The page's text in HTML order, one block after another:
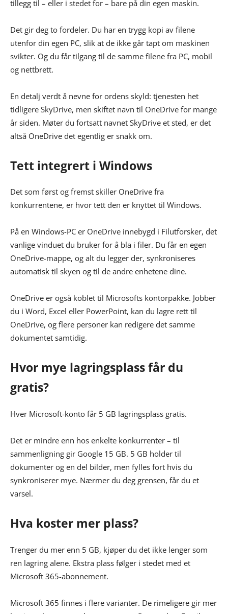
tillegg til – eller i stedet for – bare på din egen maskin.
Det gir deg to fordeler. Du har en trygg kopi av filene
utenfor din egen PC, slik at de ikke går tapt om maskinen
svikter. Og du får tilgang til de samme filene fra PC, mobil
og nettbrett.
En detalj verdt å nevne for ordens skyld: tjenesten het
tidligere SkyDrive, men skiftet navn til OneDrive for mange
år siden. Møter du fortsatt navnet SkyDrive et sted, er det
altså OneDrive det egentlig er snakk om.
Tett integrert i Windows
Det som først og fremst skiller OneDrive fra
konkurrentene, er hvor tett den er knyttet til Windows.
På en Windows-PC er OneDrive innebygd i Filutforsker, det
vanlige vinduet du bruker for å bla i filer. Du får en egen
OneDrive-mappe, og alt du legger der, synkroniseres
automatisk til skyen og til de andre enhetene dine.
OneDrive er også koblet til Microsofts kontorpakke. Jobber
du i Word, Excel eller PowerPoint, kan du lagre rett til
OneDrive, og flere personer kan redigere det samme
dokumentet samtidig.
Hvor mye lagringsplass får du
gratis?
Hver Microsoft-konto får 5 GB lagringsplass gratis.
Det er mindre enn hos enkelte konkurrenter – til
sammenligning gir Google 15 GB. 5 GB holder til
dokumenter og en del bilder, men fylles fort hvis du
synkroniserer mye. Nærmer du deg grensen, får du et
varsel.
Hva koster mer plass?
Trenger du mer enn 5 GB, kjøper du det ikke lenger som
ren lagring alene. Ekstra plass følger i stedet med et
Microsoft 365-abonnement.
Microsoft 365 finnes i flere varianter. De rimeligere gir mer